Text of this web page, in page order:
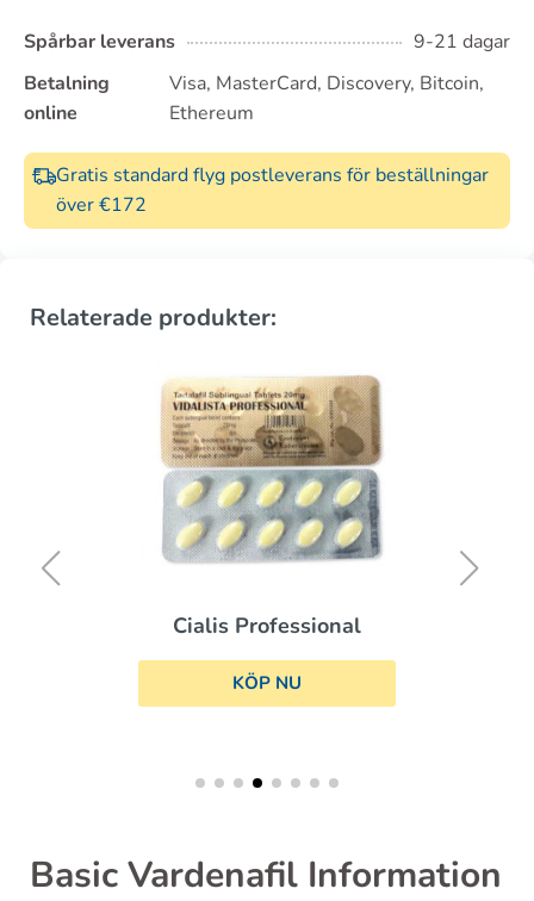
Spårbar leverans
9-21 dagar
Betalning
online
Visa, MasterCard, Discovery, Bitcoin,
Ethereum
Gratis standard flyg postleverans för beställningar
över €172
Relaterade produkter:
Cialis Professional
KÖP NU
Basic Vardenafil Information